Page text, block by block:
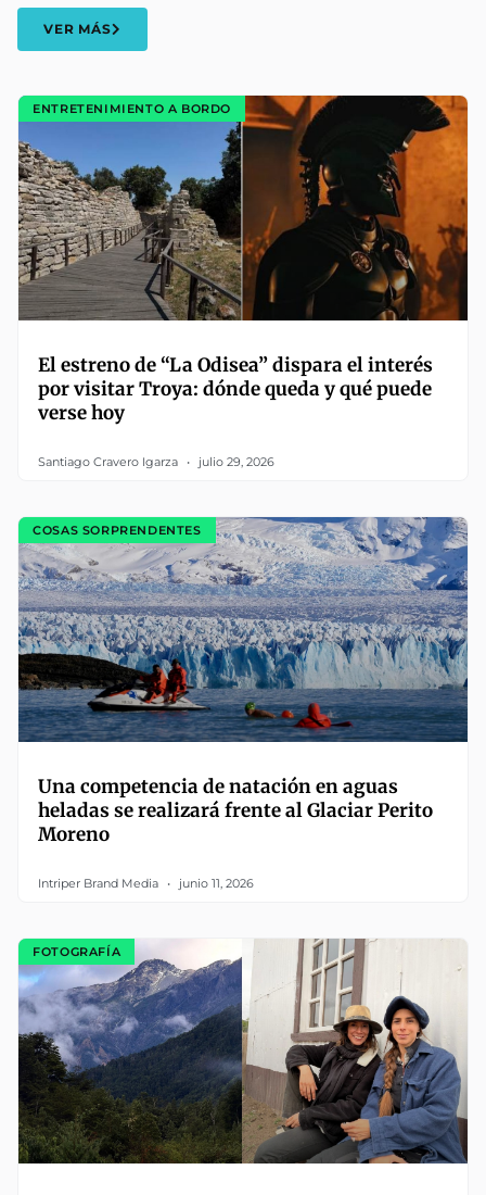
VER MÁS
ENTRETENIMIENTO A BORDO
El estreno de “La Odisea” dispara el interés
por visitar Troya: dónde queda y qué puede
verse hoy
Santiago Cravero Igarza julio 29, 2026
COSAS SORPRENDENTES
Una competencia de natación en aguas
heladas se realizará frente al Glaciar Perito
Moreno
Intriper Brand Media junio 11, 2026
FOTOGRAFÍA